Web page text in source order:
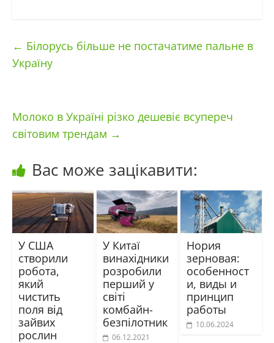
← Білорусь більше не постачатиме пальне в
Україну
Молоко в Україні різко дешевіє всупереч
світовим трендам →
Вас може зацікавити:
У США
створили
робота,
який
чистить
поля від
зайвих
рослин
У Китаї
винахідники
розробили
перший у
світі
комбайн-
безпілотник
06.12.2021
Нория
зерновая:
особенност
и, виды и
принцип
работы
10.06.2024